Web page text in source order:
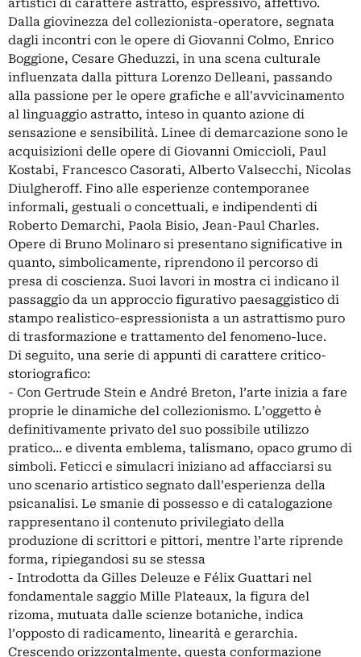
artistici di carattere astratto, espressivo, affettivo.
Dalla giovinezza del collezionista-operatore, segnata
dagli incontri con le opere di Giovanni Colmo, Enrico
Boggione, Cesare Gheduzzi, in una scena culturale
influenzata dalla pittura Lorenzo Delleani, passando
alla passione per le opere grafiche e all'avvicinamento
al linguaggio astratto, inteso in quanto azione di
sensazione e sensibilità. Linee di demarcazione sono le
acquisizioni delle opere di Giovanni Omiccioli, Paul
Kostabi, Francesco Casorati, Alberto Valsecchi, Nicolas
Diulgheroff. Fino alle esperienze contemporanee
informali, gestuali o concettuali, e indipendenti di
Roberto Demarchi, Paola Bisio, Jean-Paul Charles.
Opere di Bruno Molinaro si presentano significative in
quanto, simbolicamente, riprendono il percorso di
presa di coscienza. Suoi lavori in mostra ci indicano il
passaggio da un approccio figurativo paesaggistico di
stampo realistico-espressionista a un astrattismo puro
di trasformazione e trattamento del fenomeno-luce.
Di seguito, una serie di appunti di carattere critico-
storiografico:
- Con Gertrude Stein e André Breton, l’arte inizia a fare
proprie le dinamiche del collezionismo. L’oggetto è
definitivamente privato del suo possibile utilizzo
pratico... e diventa emblema, talismano, opaco grumo di
simboli. Feticci e simulacri iniziano ad affacciarsi su
uno scenario artistico segnato dall’esperienza della
psicanalisi. Le smanie di possesso e di catalogazione
rappresentano il contenuto privilegiato della
produzione di scrittori e pittori, mentre l’arte riprende
forma, ripiegandosi su se stessa
- Introdotta da Gilles Deleuze e Félix Guattari nel
fondamentale saggio Mille Plateaux, la figura del
rizoma, mutuata dalle scienze botaniche, indica
l’opposto di radicamento, linearità e gerarchia.
Crescendo orizzontalmente, questa conformazione